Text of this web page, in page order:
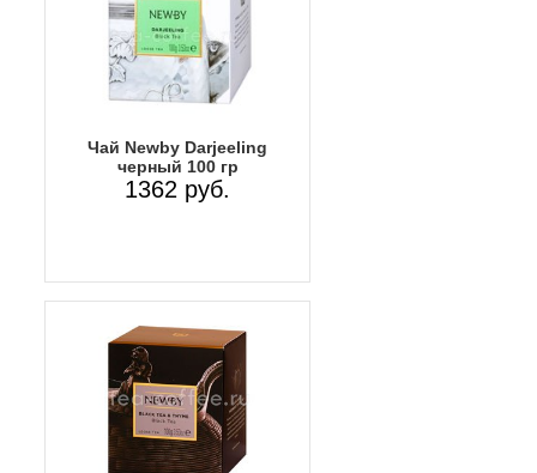
Чай Newby Darjeeling
черный 100 гр
1362 руб.